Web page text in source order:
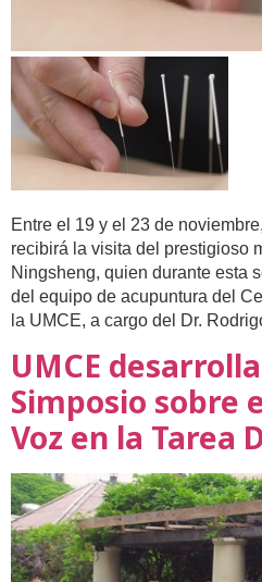
Entre el 19 y el 23 de
recibirá la visita del prestigioso
Ningsheng, quien durante esta
del equipo de acupuntura del
la UMCE, a cargo del Dr.
UMCE
Simposio sobre
Voz en la Tarea